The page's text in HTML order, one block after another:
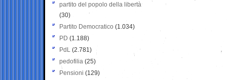
partito del popolo della libertà
(30)
Partito Democratico (1.034)
PD (1.188)
PdL (2.781)
pedofilia (25)
Pensioni (129)